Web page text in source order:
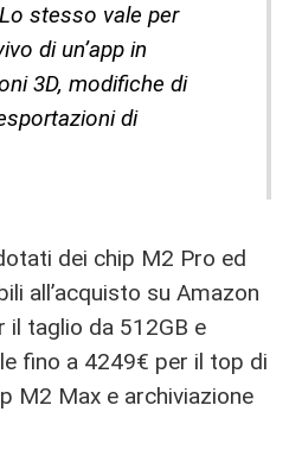
stesso vale per
di un’app in
3D, modifiche di
di
dei chip M2 Pro ed
all’acquisto su Amazon
il taglio da 512GB e
fino a 4249€ per il top di
M2 Max e archiviazione